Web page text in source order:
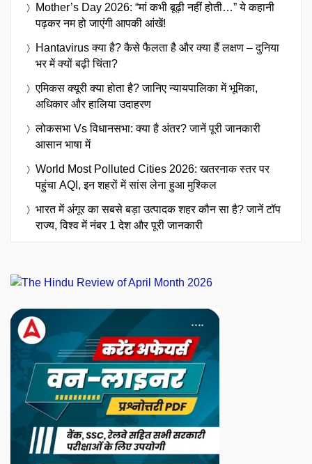
Mother’s Day 2026: “मां कभी बूढ़ी नहीं होती…” ये कहानी
पढ़कर नम हो जाएंगी आपकी आंखें!
Hantavirus क्या है? कैसे फैलता है और क्या हैं लक्षण – दुनिया
भर में क्यों बढ़ी चिंता?
एमिकस क्यूरी क्या होता है? जानिए न्यायपालिका में भूमिका,
अधिकार और हालिया उदाहरण
लोकसभा Vs विधानसभा: क्या है अंतर? जानें पूरी जानकारी
आसान भाषा में
World Most Polluted Cities 2026: खतरनाक स्तर पर
पहुंचा AQI, इन शहरों में सांस लेना हुआ मुश्किल
भारत में अंगूर का सबसे बड़ा उत्पादक शहर कौन सा है? जानें टॉप
राज्य, विश्व में नंबर 1 देश और पूरी जानकारी